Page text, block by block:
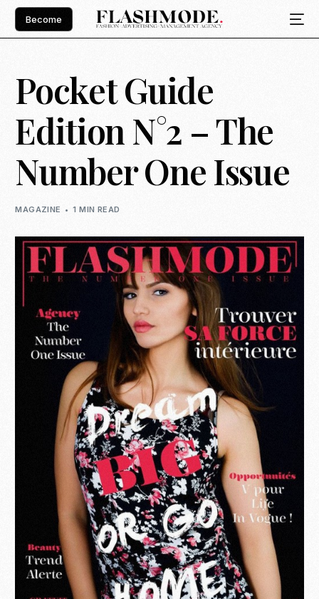
Become
Pocket Guide
Edition N°2 – The
Number One Issue
MAGAZINE 1 MIN READ